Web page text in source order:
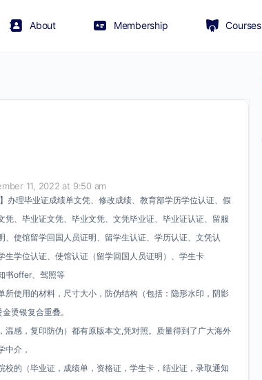
About Membership Courses
11, 2022 at 9:50 am
办理毕业证成绩单文凭、修改成绩、教育部学历学位认证、假
凭、毕业证文凭、毕业文凭、文凭毕业证、毕业证认证、留服
、使馆留学回国人员证明、留学生认证、学历认证、文凭认
生学位认证、使馆认证（留学回国人员证明）、学生卡
书offer、驾照等
所使用的材料，尺寸大小，防伪结构（包括：隐形水印，阴影
烫银复合重叠。
温感，复印防伪）都有原版本文,凭对照。质量得到了广大海外
中介，
校的（毕业证，成绩单，资格证，学生卡，结业证，录取通知